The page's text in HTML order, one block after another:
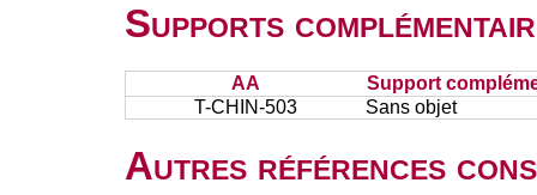
Supports
AA
Support
T-CHIN-503
Sans objet
Autres références